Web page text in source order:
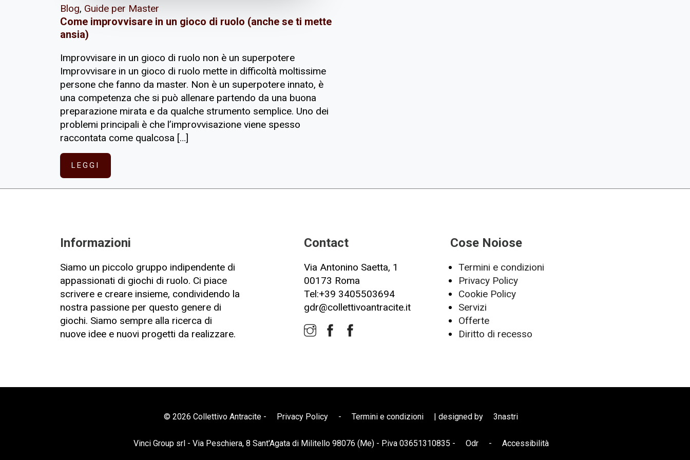
Blog, Guide per Master
Come improvvisare in un gioco di ruolo (anche se ti mette
ansia)
Improvvisare in un gioco di ruolo non è un superpotere
Improvvisare in un gioco di ruolo mette in difficoltà moltissime
persone che fanno da master. Non è un superpotere innato, è
una competenza che si può allenare partendo da una buona
preparazione mirata e da qualche strumento semplice. Uno dei
problemi principali è che l’improvvisazione viene spesso
raccontata come qualcosa […]
LEGGI
Informazioni
Siamo un piccolo gruppo indipendente di
appassionati di giochi di ruolo. Ci piace
scrivere e creare insieme, condividendo la
nostra passione per questo genere di
giochi. Siamo sempre alla ricerca di
nuove idee e nuovi progetti da realizzare.
Contact
Via Antonino Saetta, 1
00173 Roma
Tel:+39 3405503694
gdr@collettivoantracite.it
Cose Noiose
Termini e condizioni
Privacy Policy
Cookie Policy
Servizi
Offerte
Diritto di recesso
© 2026 Collettivo Antracite - Privacy Policy - Termini e condizioni | designed by 3nastri
Vinci Group srl - Via Peschiera, 8 Sant'Agata di Militello 98076 (Me) - P.iva 03651310835 - Odr - Accessibilità